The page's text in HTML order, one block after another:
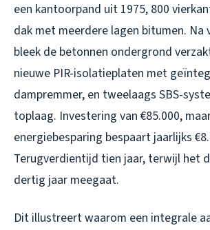
een kantoorpand uit 1975, 800
dak met meerdere lagen bitumen. Na
bleek de betonnen ondergrond
nieuwe PIR-isolatieplaten met
dampremmer, en tweelaags SBS-
toplaag. Investering van €85.000,
energiebesparing bespaart jaarlijks
Terugverdientijd tien jaar, terwijl het
dertig jaar meegaat.
Dit illustreert waarom een integrale